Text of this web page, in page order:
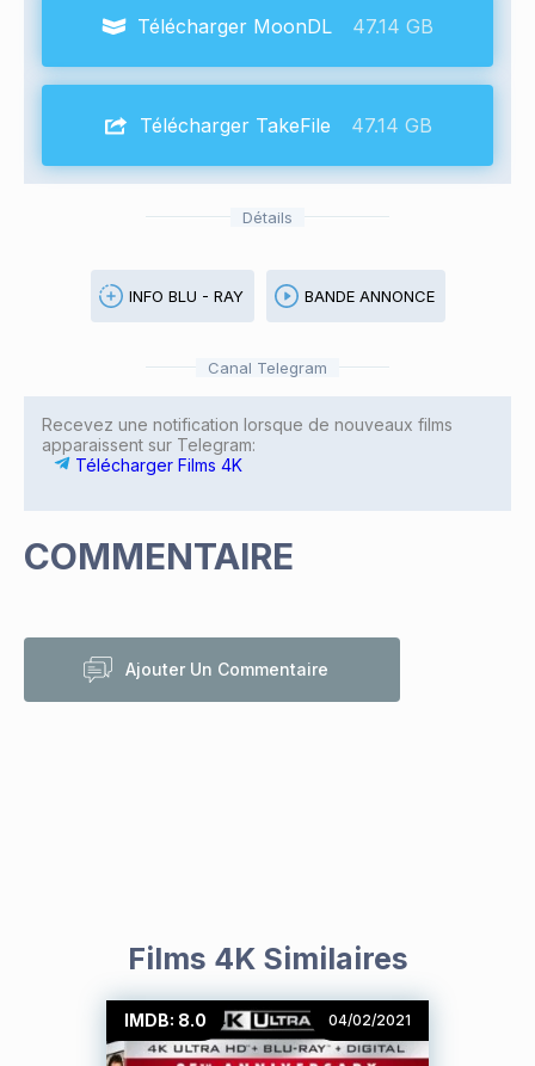
Télécharger MoonDL 47.14 GB
Télécharger TakeFile 47.14 GB
Détails
INFO BLU - RAY BANDE ANNONCE
Canal Telegram
Recevez une notification lorsque de nouveaux films
apparaissent sur Telegram:
Télécharger Films 4K
COMMENTAIRE
Ajouter Un Commentaire
Films 4K Similaires
IMDB: 8.0 04/02/2021